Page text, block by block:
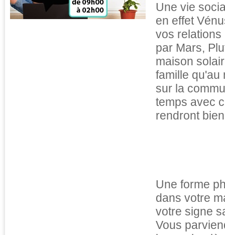
Une vie
en effet
vos relations
par Mars,
maison
famille qu'au
sur la
temps avec
rendront
Une forme
dans votre
votre signe
Vous